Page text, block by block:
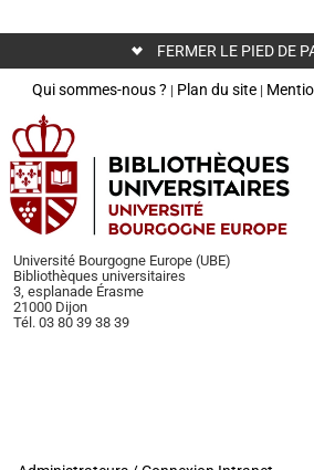
FERMER LE PIED DE
Qui sommes-nous ? | Plan du site|
Université Bourgogne Europe (UBE)
Bibliothèques universitaires
3, esplanade Érasme
21000 Dijon
Tél. 03 80 39 38 39